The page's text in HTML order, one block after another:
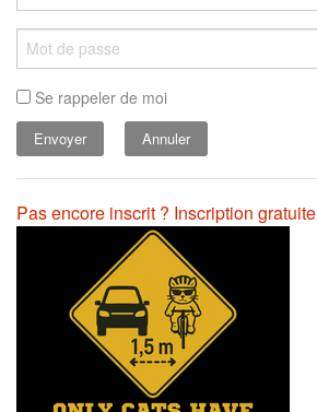
Se rappeler de moi
Annuler
Pas encore inscrit ? Inscription gratuite